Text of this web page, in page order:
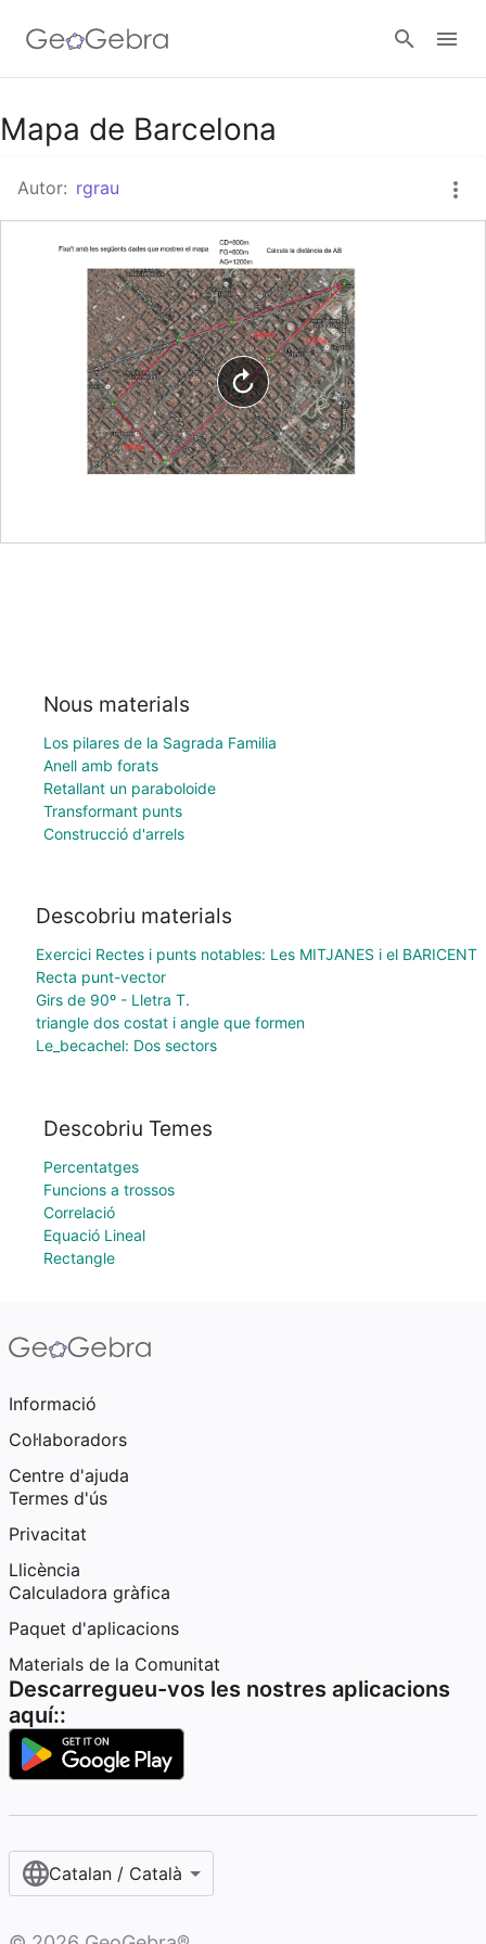
Google Classroom
Aula GeoGebra
Valideu-vos
Mapa de Barcelona
Autor: rgrau
Nous materials
Los pilares de la Sagrada Familia
Anell amb forats
Retallant un paraboloide
Transformant punts
Construcció d'arrels
Descobriu materials
Exercici Rectes i punts notables: Les MITJANES i el BARICENT
Recta punt-vector
Girs de 90º - Lletra T.
triangle dos costat i angle que formen
Le_becachel: Dos sectors
Descobriu Temes
Percentatges
Funcions a trossos
Correlació
Equació Lineal
Rectangle
Informació
Col·laboradors
Centre d'ajuda
Termes d'ús
Privacitat
Llicència
Calculadora gràfica
Paquet d'aplicacions
Materials de la Comunitat
Descarregueu-vos les nostres aplicacions
aquí::
Catalan / Català